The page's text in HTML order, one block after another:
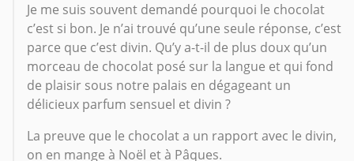
Je me suis souvent demandé pourquoi le chocolat
c’est si bon. Je n’ai trouvé qu’une seule réponse, c’est
parce que c’est divin. Qu’y a-t-il de plus doux qu’un
morceau de chocolat posé sur la langue et qui fond
de plaisir sous notre palais en dégageant un
délicieux parfum sensuel et divin ?
La preuve que le chocolat a un rapport avec le divin,
on en mange à Noël et à Pâques.